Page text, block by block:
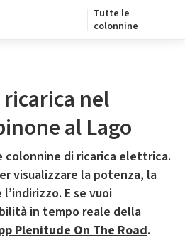
Tutte le
colonnine
nel
al Lago
colonnine di ricarica elettrica.
visualizzare la potenza, la
E se vuoi
in tempo reale della
Plenitude On The Road.